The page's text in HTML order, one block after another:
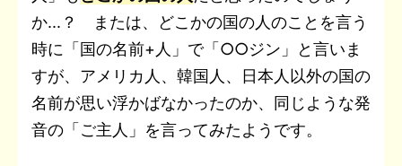
か...？ または、どこかの国の人のことを言う
時に「国の名前+人」で「○○ジン」と言いま
すが、アメリカ人、韓国人、日本人以外の国の
名前が思い浮かばなかったのか、同じような発
音の「ご主人」を言ってみたようです。